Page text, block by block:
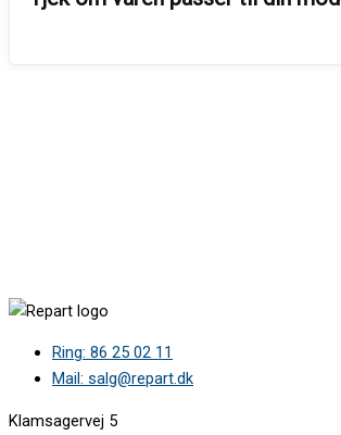
Ring: 86 25 02 11
Mail: salg@repart.dk
Klamsagervej 5